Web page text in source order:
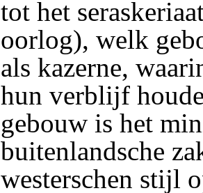
tot het
oorlog), welk
als kazerne,
hun verblijf
gebouw is het
buitenlandsche
westerschen stijl